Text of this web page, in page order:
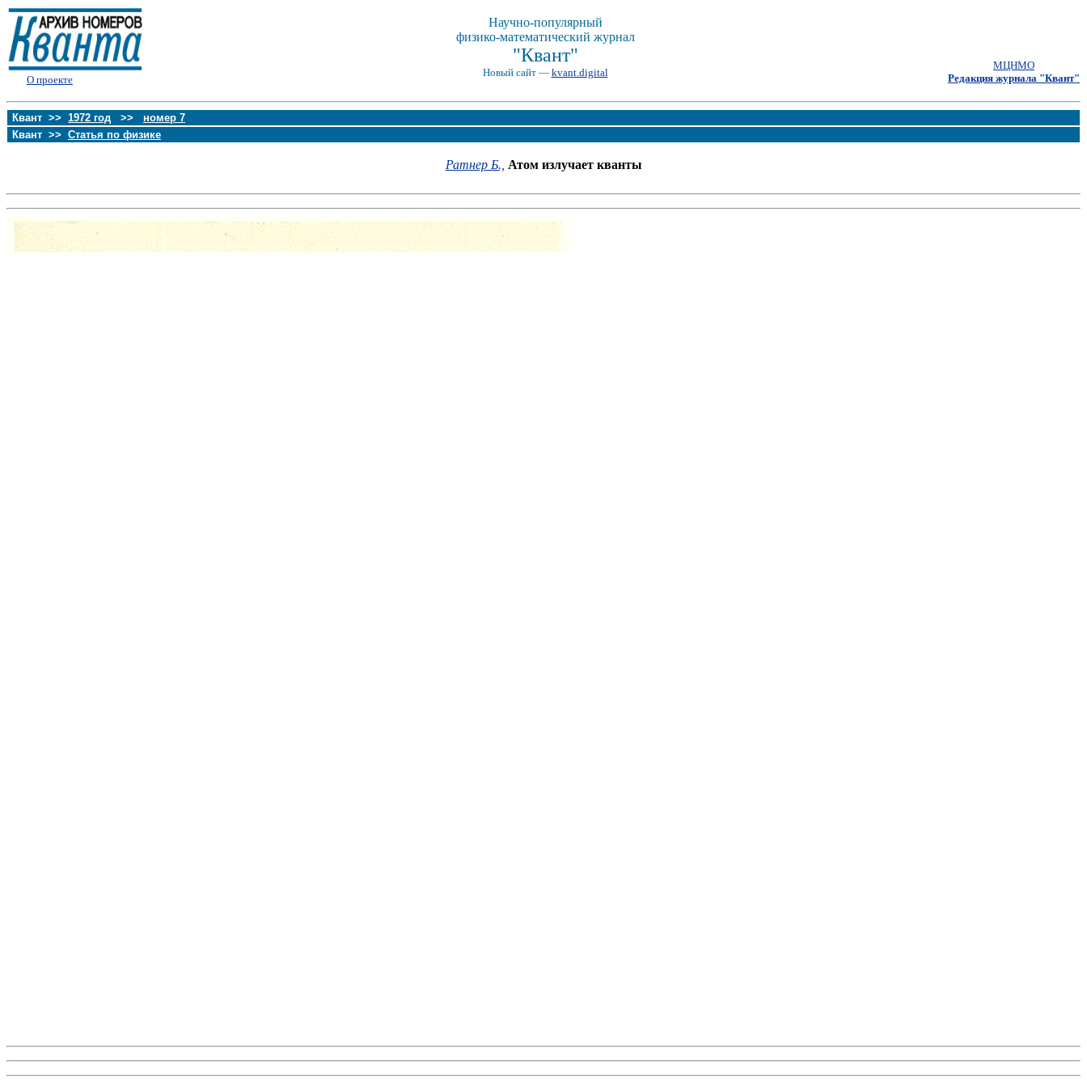
О проекте
Научно-популярный
физико-математический журнал
"Квант"
Новый сайт — kvant.digital
МЦНМО
Редакция журнала "Квант"
Квант >> 1972 год >> номер 7
Квант >> Статья по физике
Ратнер Б., Атом излучает кванты